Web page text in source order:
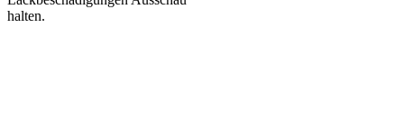
halten.